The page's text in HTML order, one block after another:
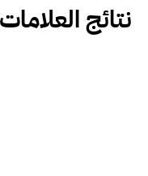
نتائج